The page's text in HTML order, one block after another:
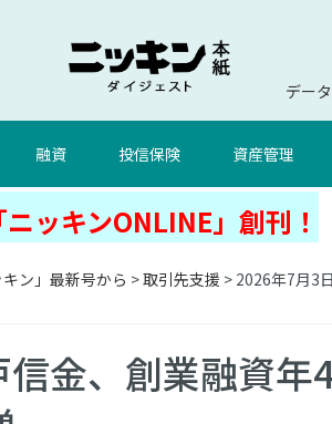
デー
融資 投信保険 資産管理
ニッキンONLINE」創刊！
キン」最新号から >取引先支援 > 2026年7月3
金、創業融資年